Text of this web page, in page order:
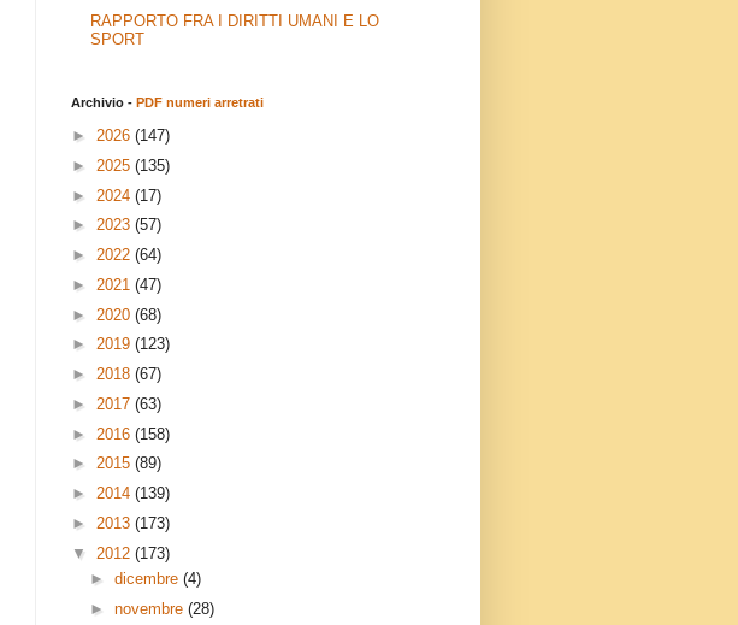
RAPPORTO FRA I DIRITTI UMANI E LO
SPORT
Archivio - PDF numeri arretrati
► 2026 (147)
► 2025 (135)
► 2024 (17)
► 2023 (57)
► 2022 (64)
► 2021 (47)
► 2020 (68)
► 2019 (123)
► 2018 (67)
► 2017 (63)
► 2016 (158)
► 2015 (89)
► 2014 (139)
► 2013 (173)
▼ 2012 (173)
►dicembre(4)
►novembre(28)